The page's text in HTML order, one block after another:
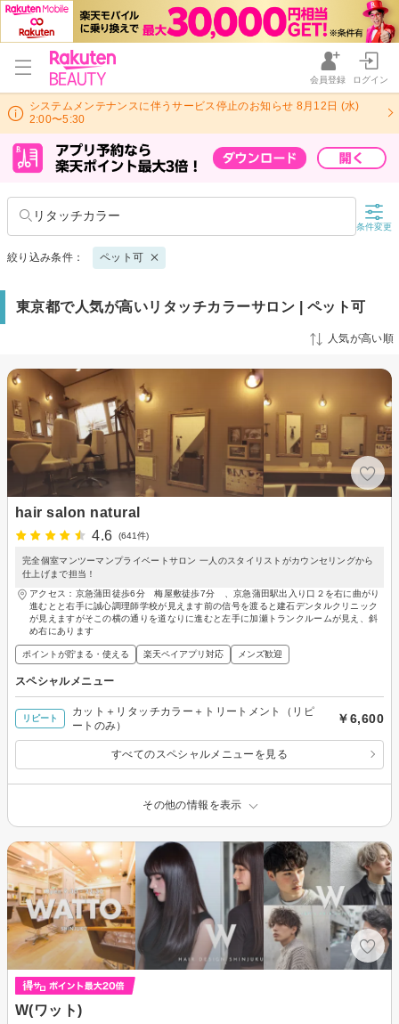
会員登録 ログイン
システムメンテナンスに伴うサービス停止のお知らせ 8月12日 (水)
2:00〜5:30
リタッチカラー
条件変更
絞り込み条件： ペット可
東京都で人気が高いリタッチカラーサロン | ペット可
人気が高い順
hair salon natural
4.6
(641件)
完全個室マンツーマンプライベートサロン 一人のスタイリストがカウンセリングから
仕上げまで担当！
アクセス：京急蒲田徒歩6分 梅屋敷徒歩7分 、京急蒲田駅出入り口２を右に曲がり
進むとと右手に誠心調理師学校が見えます前の信号を渡ると建石デンタルクリニック
が見えますがそこの横の通りを道なりに進むと左手に加瀬トランクルームが見え、斜
め右にあります
ポイントが貯まる・使える 楽天ペイアプリ対応 メンズ歓迎
スペシャルメニュー
リピート
カット＋リタッチカラー＋トリートメント（リピ
ートのみ）
￥6,600
すべてのスペシャルメニューを見る
その他の情報を表示
W(ワット)